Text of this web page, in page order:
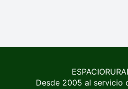
Desde 2005 al servicio